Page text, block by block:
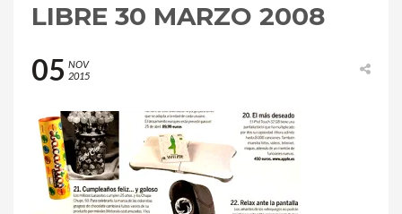
alvaro@alvarocastro.com
LIBRE 30 MARZO 2008
05 NOV
2015